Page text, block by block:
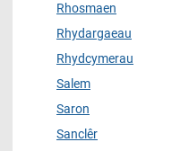
Rhosmaen
Rhydargaeau
Rhydcymerau
Salem
Saron
Sanclêr